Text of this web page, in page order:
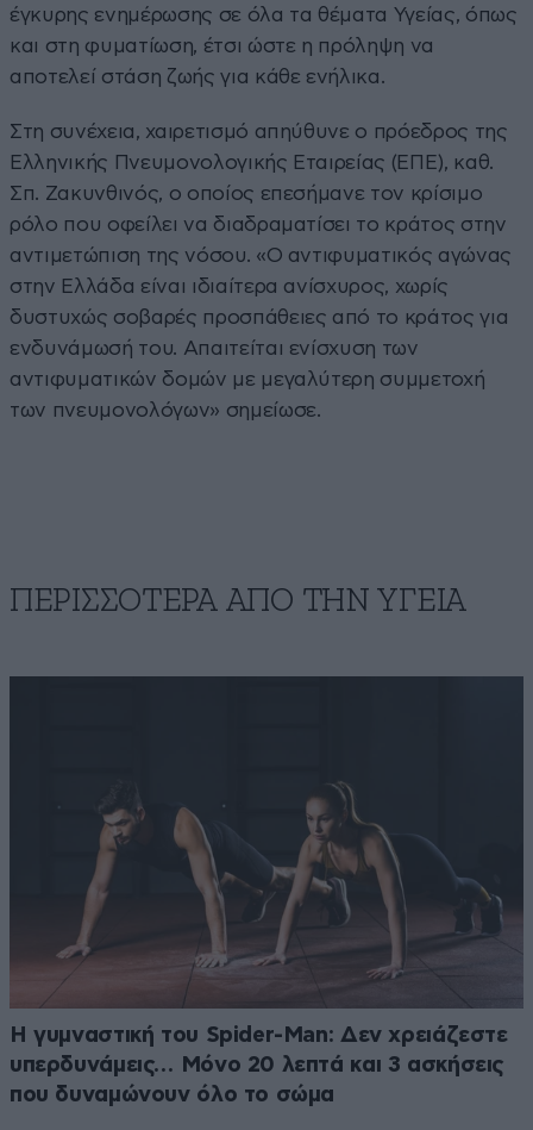
έγκυρης ενημέρωσης σε όλα τα θέματα Υγείας, όπως
και στη φυματίωση, έτσι ώστε η πρόληψη να
αποτελεί στάση ζωής για κάθε ενήλικα.
Στη συνέχεια, χαιρετισμό απηύθυνε ο πρόεδρος της
Ελληνικής Πνευμονολογικής Εταιρείας (ΕΠΕ), καθ.
Σπ. Ζακυνθινός, ο οποίος επεσήμανε τον κρίσιμο
ρόλο που οφείλει να διαδραματίσει το κράτος στην
αντιμετώπιση της νόσου. «Ο αντιφυματικός αγώνας
στην Ελλάδα είναι ιδιαίτερα ανίσχυρος, χωρίς
δυστυχώς σοβαρές προσπάθειες από το κράτος για
ενδυνάμωσή του. Απαιτείται ενίσχυση των
αντιφυματικών δομών με μεγαλύτερη συμμετοχή
των πνευμονολόγων» σημείωσε.
ΠΕΡΙΣΣΟΤΕΡΑ ΑΠΟ ΤΗΝ ΥΓΕΙΑ
Η γυμναστική του Spider-Man: Δεν χρειάζεστε
υπερδυνάμεις… Μόνο 20 λεπτά και 3 ασκήσεις
που δυναμώνουν όλο το σώμα